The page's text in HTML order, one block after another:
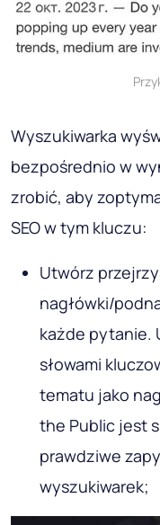
Wyszukiwarka
bezpośrednio w
zrobić, aby
SEO w tym kluczu:
Utwórz
nagłówki/
każde pytanie.
słowami
tematu jako
the Public jest
prawdziwe
wyszukiwarek;